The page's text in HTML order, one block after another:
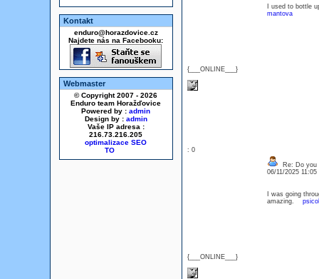
Kontakt
enduro@horazdovice.cz
Najdete nás na Facebooku:
Webmaster
© Copyright 2007 - 2026
Enduro team Horažďovice
Powered by : admin
Design by : admin
Vaše IP adresa :
216.73.216.205
optimalizace SEO
{___ONLINE___}
I used to bottle
mantova
: 0
{___ONLINE___}
Re: Do you
06/11/2025 11:05
I was going
amazing.